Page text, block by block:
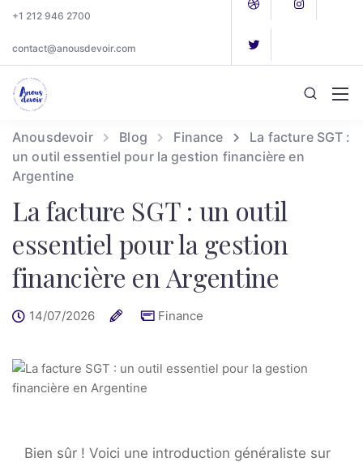
+1 212 946 2700
contact@anousdevoir.com
Anousdevoir Blog Finance
La facture SGT :
un outil essentiel pour la gestion financière en
Argentine
La facture SGT : un outil
essentiel pour la gestion
financière en Argentine
14/07/2026 Finance
Bien sûr ! Voici une introduction généraliste sur